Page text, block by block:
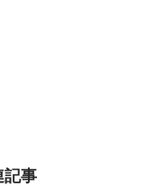
記事